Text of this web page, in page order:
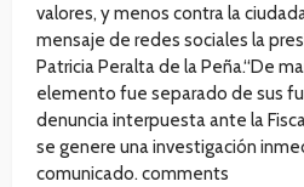
valores, y menos contra la
mensaje de redes sociales la
Patricia Peralta de la Peña.“De
elemento fue separado de sus
denuncia interpuesta ante la
se genere una investigación
comunicado. comments